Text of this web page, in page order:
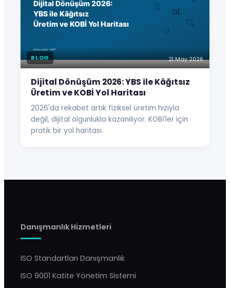
BLOG 21 May 2026
Dijital Dönüşüm 2026: YBS ile Kâğıtsız
Üretim ve KOBİ Yol Haritası
2026'da rekabet artık fiziksel üretim hızıyla
değil, dijital olgunlukla kazanılıyor. KOBİ'ler için
pratik bir yol haritası.
Danışmanlık Hizmetleri
ISO Standartları Danışmanlık
ISO 9001 Katite Yönetim Sistemi